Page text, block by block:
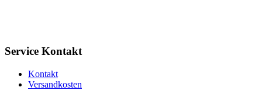
Service Kontakt
Kontakt
Versandkosten